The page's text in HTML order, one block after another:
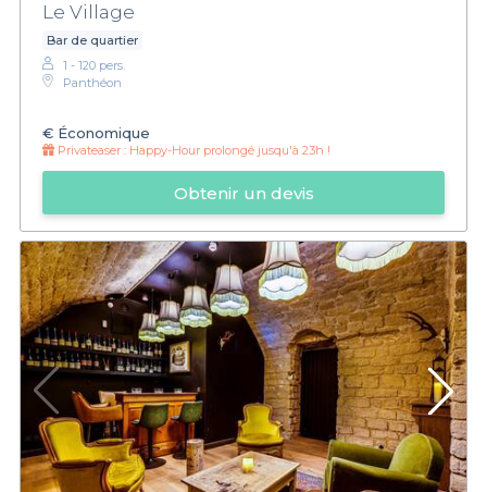
Le Village
Bar de quartier
1 - 120 pers.
Panthéon
€ Économique
Privateaser : Happy-Hour prolongé jusqu'à 23h !
Obtenir un devis